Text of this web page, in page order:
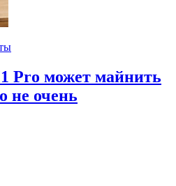
Pro может майнить
не очень